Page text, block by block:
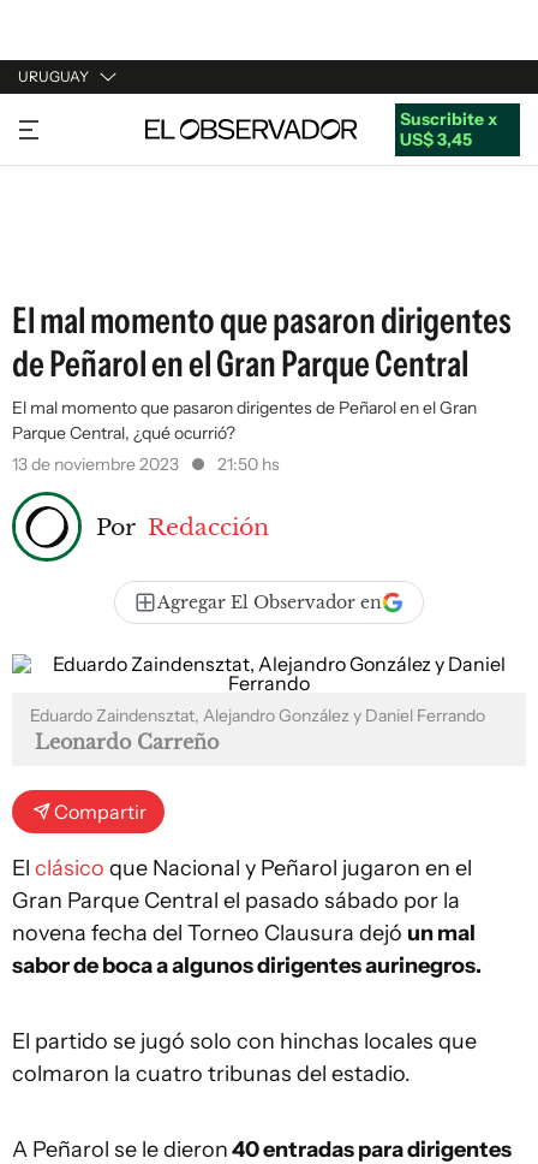
URUGUAY
URUGUAY
ARGENTINA
Suscribite x
US$ 3,45
El mal momento que pasaron dirigentes
de Peñarol en el Gran Parque Central
El mal momento que pasaron dirigentes de Peñarol en el Gran
Parque Central, ¿qué ocurrió?
13 de noviembre 2023
21:50 hs
Por Redacción
Agregar El Observador en
Eduardo Zaindensztat, Alejandro González y Daniel Ferrando
Leonardo Carreño
Compartir
El clásico que Nacional y Peñarol jugaron en el
Gran Parque Central el pasado sábado por la
novena fecha del Torneo Clausura dejó un mal
sabor de boca a algunos dirigentes aurinegros.
El partido se jugó solo con hinchas locales que
colmaron la cuatro tribunas del estadio.
A Peñarol se le dieron40 entradas para dirigentes